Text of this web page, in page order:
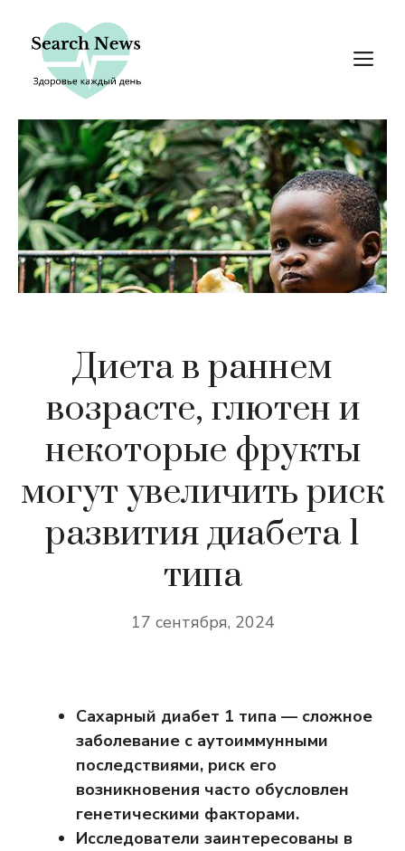
содержимому
Диета в раннем
возрасте, глютен и
некоторые фрукты
могут увеличить риск
развития диабета 1
типа
17 сентября, 2024
Сахарный диабет 1 типа — сложное
заболевание с аутоиммунными
последствиями, риск его
возникновения часто обусловлен
генетическими факторами.
Исследователи заинтересованы в